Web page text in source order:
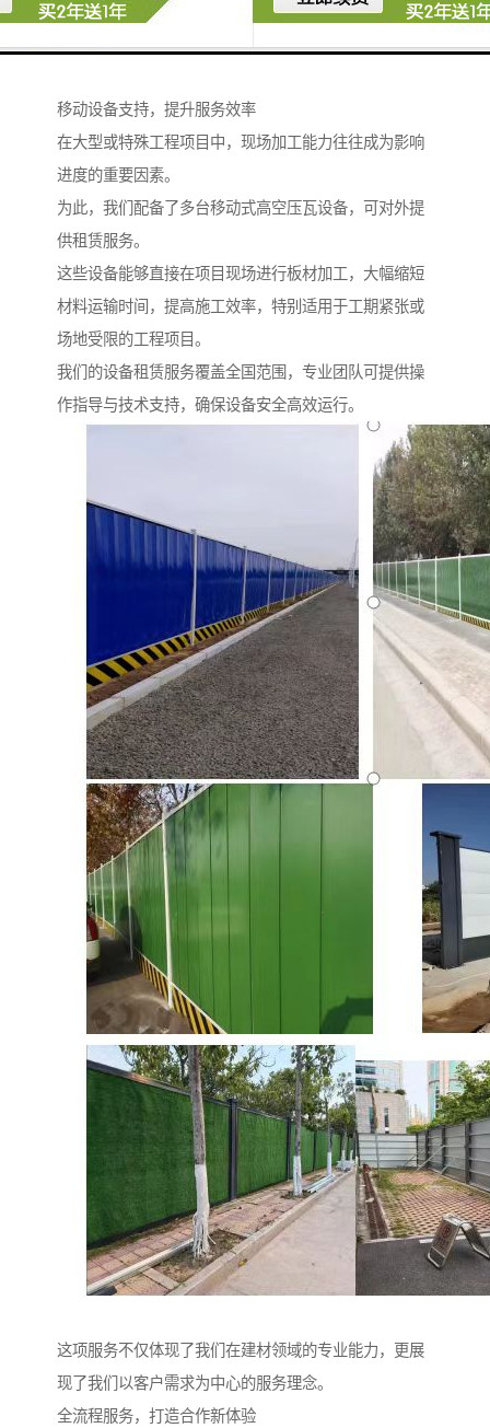
这些经验使我们能够更全面地理解建筑材料在不同场景
下的应用需求，从而为客户提供更精准、更可靠的围挡
移动设备支持，提升服务效率
在大型或特殊工程项目中，现场加工能力往往成为影响
进度的重要因素。
为此，我们配备了多台移动式高空压瓦设备，可对外提
供租赁服务。
这些设备能够直接在项目现场进行板材加工，大幅缩短
材料运输时间，提高施工效率，特别适用于工期紧张或
场地受限的工程项目。
我们的设备租赁服务覆盖全国范围，专业团队可提供操
作指导与技术支持，确保设备安全高效运行。
这项服务不仅体现了我们在建材领域的专业能力，更展
现了我们以客户需求为中心的服务理念。
全流程服务，打造合作新体验